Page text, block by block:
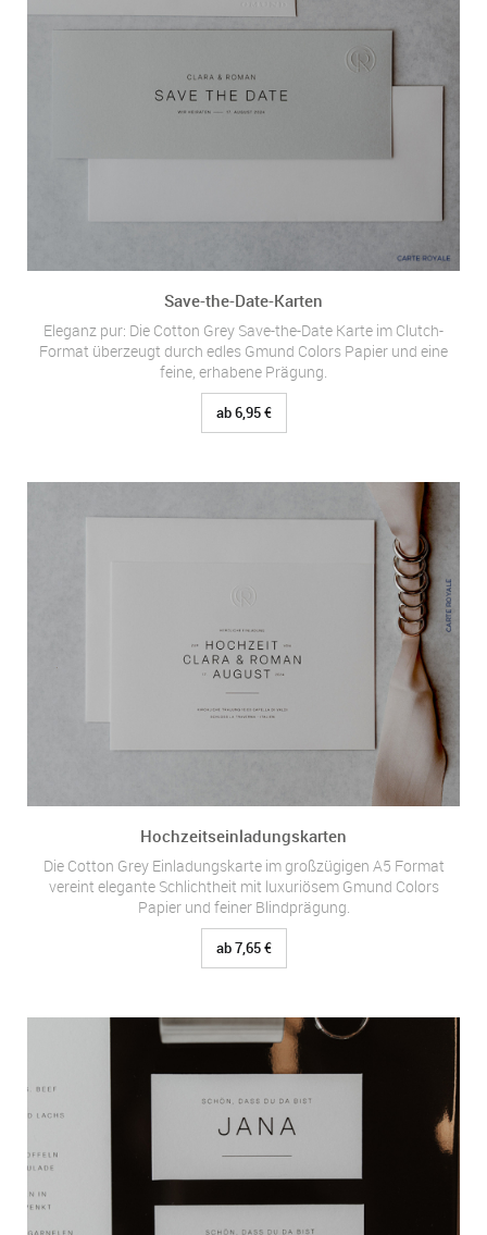
Save-the-Date-Karten
Eleganz pur: Die Cotton Grey Save-the-Date Karte im Clutch-
Format überzeugt durch edles Gmund Colors Papier und eine
feine, erhabene Prägung.
ab 6,95 €
Hochzeitseinladungskarten
Die Cotton Grey Einladungskarte im großzügigen A5 Format
vereint elegante Schlichtheit mit luxuriösem Gmund Colors
Papier und feiner Blindprägung.
ab 7,65 €